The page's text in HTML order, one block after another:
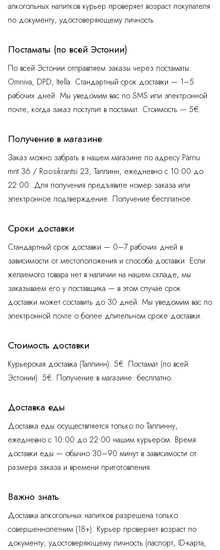
алкогольных напитков курьер проверяет возраст покупателя
по документу, удостоверяющему личность.
Постаматы (по всей Эстонии)
По всей Эстонии отправляем заказы через постаматы:
Omniva, DPD, Itella. Стандартный срок доставки — 1–5
рабочих дней. Мы уведомим вас по SMS или электронной
почте, когда заказ поступит в постамат. Стоимость — 5€.
Получение в магазине
Заказ можно забрать в нашем магазине по адресу Pärnu
mnt 36 / Roosikrantsi 23, Таллинн, ежедневно с 10:00 до
22:00. Для получения предъявите номер заказа или
электронное подтверждение. Получение бесплатное.
Сроки доставки
Стандартный срок доставки — 0–7 рабочих дней в
зависимости от местоположения и способа доставки. Если
желаемого товара нет в наличии на нашем складе, мы
заказываем его у поставщика — в этом случае срок
доставки может составить до 30 дней. Мы уведомим вас по
электронной почте о более длительном сроке доставки.
Стоимость доставки
Курьерская доставка (Таллинн): 5€. Постамат (по всей
Эстонии): 5€. Получение в магазине: бесплатно.
Доставка еды
Доставка еды осуществляется только по Таллинну,
ежедневно с 10:00 до 22:00 нашим курьером. Время
доставки еды — обычно 30–90 минут в зависимости от
размера заказа и времени приготовления.
Важно знать
Доставка алкогольных напитков разрешена только
совершеннолетним (18+). Курьер проверяет возраст по
документу, удостоверяющему личность (паспорт, ID-карта,